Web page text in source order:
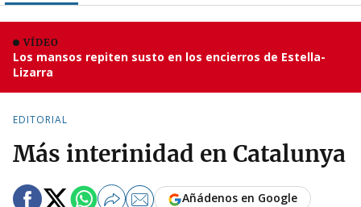
VÍDEO
Los mansos repiten susto en los encierros de Estella-
Lizarra
EDITORIAL
Más interinidad en Catalunya
Añádenos en Google